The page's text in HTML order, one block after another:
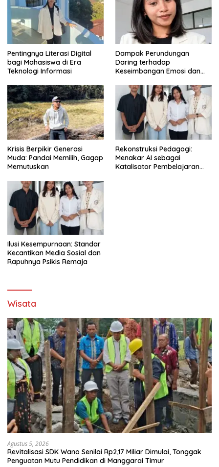
Pentingnya Literasi Digital
bagi Mahasiswa di Era
Teknologi Informasi
Dampak Perundungan
Daring terhadap
Keseimbangan Emosi dan
Krisis Berpikir Generasi
Muda: Pandai Memilih, Gagap
Memutuskan
Rekonstruksi Pedagogi:
Menakar AI sebagai
Katalisator Pembelajaran
Ilusi Kesempurnaan: Standar
Kecantikan Media Sosial dan
Rapuhnya Psikis Remaja
Wisata
Agustus 5, 2026
Revitalisasi SDK Wano Senilai Rp2,17 Miliar Dimulai, Tonggak
Penguatan Mutu Pendidikan di Manggarai Timur